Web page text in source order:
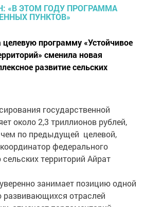
целевую программу «Устойчивое
сменила новая
развитие сельских
государственной
около 2,3 триллионов рублей,
чем по предыдущей целевой,
федерального
территорий Айрат
занимает позицию одной
отраслей